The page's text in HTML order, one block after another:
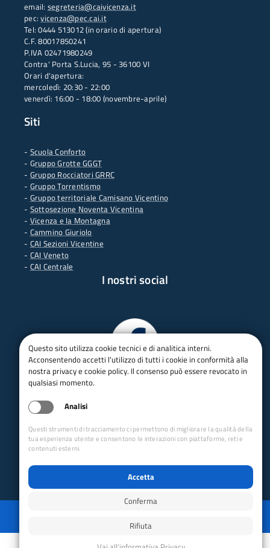
email: segreteria@caivicenza.it
pec:vicenza@pec.cai.it
Tel: 0444 513012 (in orario di apertura)
C.F. 80017850241
P.IVA 02471980249
Contra' Porta S.Lucia, 95 - 36100 VI
Orari d'apertura:
mercoledì: 20:30 - 22:00
venerdì: 16:00 - 18:00 (novembre-aprile)
Siti
- Scuola Conforto
- Gruppo Grotte GGGT
- Gruppo Rocciatori GRRC
- Gruppo Torrentismo
- Gruppo territoriale Camisano Vicentino
- Sottosezione Noventa Vicentina
- Vicenza e la Montagna
- Cammino Giuriolo
- CAI Sezioni Vicentine
- CAI Veneto
- CAI Centrale
I nostri social
Powered by GRUPPO YEC
Questo sito utilizza cookie tecnici e di analitica interni.
Acconsentendo accetti l'utilizzo di tutti i cookie in conformità alla
nostra privacy e cookie policy. Il consenso può essere revocato in
qualsiasi momento.
Analisi
Questi strumenti di tracciamento ci permettono di migliorare la qualità della
tua esperienza utente e consentono le interazioni con piattaforme, reti e
contenuti esterni.
Accetta
Conferma
Rifiuta